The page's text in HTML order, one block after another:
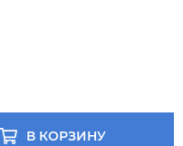
В КОРЗИНУ